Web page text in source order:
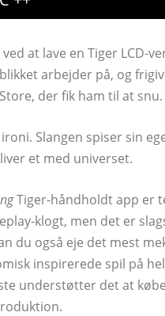
at lave en Tiger LCD-
arbejder på, og
der fik ham til at snu.
Slangen spiser sin
et med universet.
Tiger-håndholdt app er
klogt, men det er
du også eje det mest
inspirerede spil på
understøtter det at